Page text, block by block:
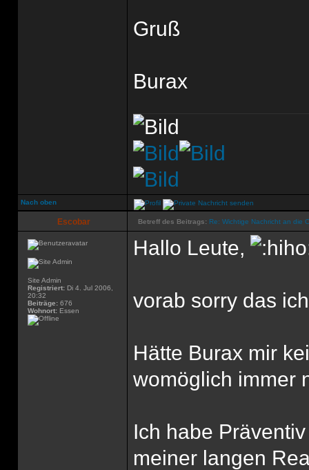
Gruß
Burax
Nach oben
Escobar Betreff des Beitrags: Re: Wichtige Nachricht an die
Site Admin
Registriert: Di 4. Jul 2006,
20:32
Beiträge: 676
Wohnort: Essen
Hallo Leute,
vorab sorry das
Hätte Burax mir
womöglich immer
Ich habe
meiner langen